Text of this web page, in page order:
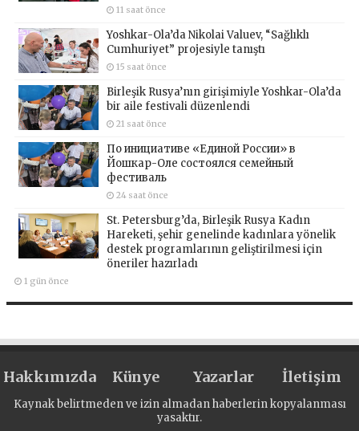
11 saat önce
Yoshkar-Ola’da Nikolai Valuev, “Sağlıklı
Cumhuriyet” projesiyle tanıştı
15 saat önce
Birleşik Rusya’nın girişimiyle Yoshkar-Ola’da
bir aile festivali düzenlendi
21 saat önce
По инициативе «Единой России» в
Йошкар-Оле состоялся семейный
фестиваль
24 saat önce
St. Petersburg’da, Birleşik Rusya Kadın
Hareketi, şehir genelinde kadınlara yönelik
destek programlarının geliştirilmesi için
öneriler hazırladı
1 gün önce
Hakkımızda Künye Yazarlar İletişim
Kaynak belirtmeden ve izin almadan haberlerin kopyalanması
yasaktır.